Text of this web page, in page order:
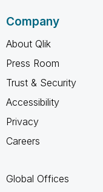
Company
About Qlik
Press Room
Trust & Security
Accessibility
Privacy
Careers
Global Offices